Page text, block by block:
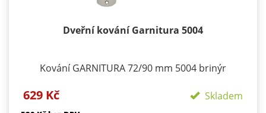
Dveřní kování Garnitura 5004
Kování GARNITURA 72/90 mm 5004 brinýr
- klika/klika otvor pro cylindrickou vložku WC
629 Kč Skladem